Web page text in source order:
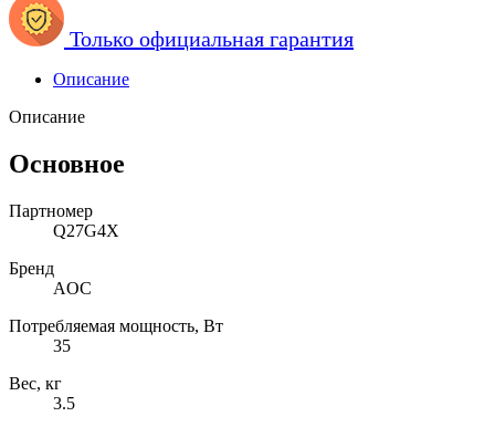
Только официальная гарантия
Описание
Описание
Основное
Партномер
Q27G4X
Бренд
AOC
Потребляемая мощность, Вт
35
Вес, кг
3.5